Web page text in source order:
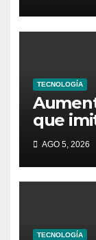
TECNOLOGÍA
que
hoteles
AGO 5, 2026
TECNOLOGÍA